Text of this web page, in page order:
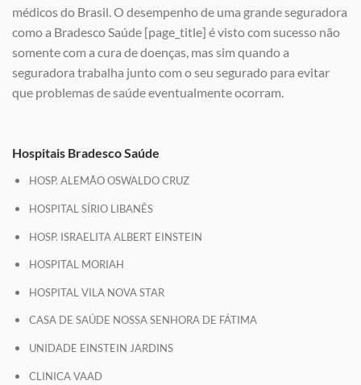
médicos do Brasil. O desempenho de uma grande seguradora
como a Bradesco Saúde [page_title] é visto com sucesso não
somente com a cura de doenças, mas sim quando a
seguradora trabalha junto com o seu segurado para evitar
que problemas de saúde eventualmente ocorram.
Hospitais Bradesco Saúde
HOSP. ALEMÃO OSWALDO CRUZ
HOSPITAL SÍRIO LIBANÊS
HOSP. ISRAELITA ALBERT EINSTEIN
HOSPITAL MORIAH
HOSPITAL VILA NOVA STAR
CASA DE SAÚDE NOSSA SENHORA DE FÁTIMA
UNIDADE EINSTEIN JARDINS
CLINICA VAAD